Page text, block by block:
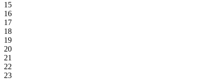
15
16
17
18
19
20
21
22
23